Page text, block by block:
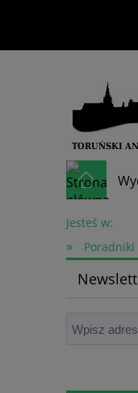
Skup
Jesteś w:
» Poradniki